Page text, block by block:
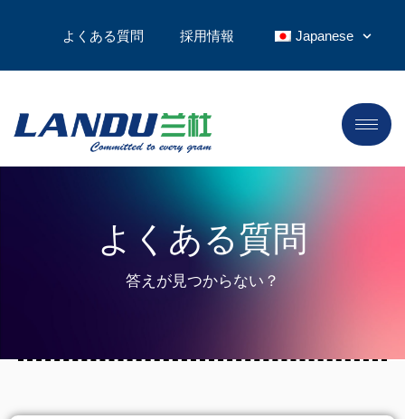
よくある質問 採用情報 Japanese
よくある質問
答えが見つからない？